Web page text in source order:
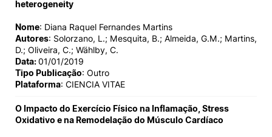
heterogeneity
Nome: Diana Raquel Fernandes Martins
Autores: Solorzano, L.; Mesquita, B.; Almeida, G.M.; Martins,
D.; Oliveira, C.; Wählby, C.
Data:01/01/2019
Tipo Publicação: Outro
Plataforma: CIENCIA VITAE
O Impacto do Exercício Físico na Inflamação, Stress
Oxidativo e na Remodelação do Músculo Cardíaco